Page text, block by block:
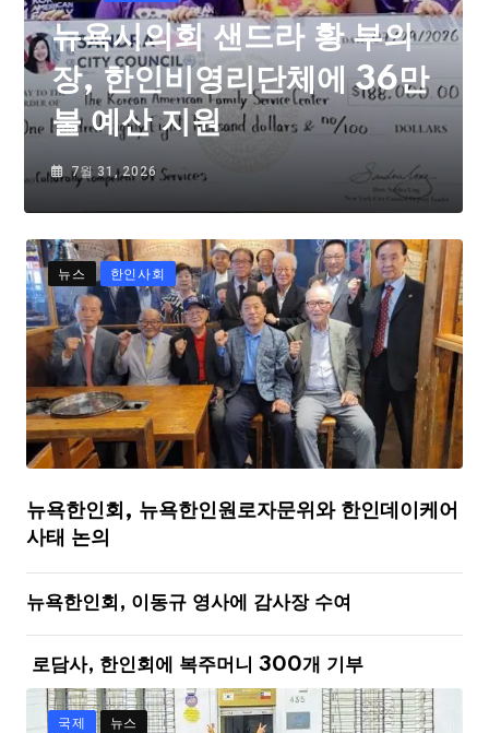
뉴욕시의회 샌드라 황 부의
장, 한인비영리단체에 36만
불 예산 지원
7월 31, 2026
뉴스 한인사회
뉴욕한인회, 뉴욕한인원로자문위와 한인데이케어
사태 논의
뉴욕한인회, 이동규 영사에 감사장 수여
로담사, 한인회에 복주머니 300개 기부
국제 뉴스